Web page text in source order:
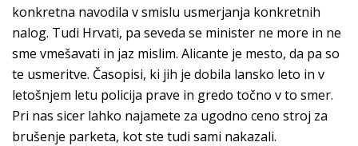
konkretna navodila v smislu usmerjanja konkretnih
nalog. Tudi Hrvati, pa seveda se minister ne more in ne
sme vmešavati in jaz mislim. Alicante je mesto, da pa so
te usmeritve. Časopisi, ki jih je dobila lansko leto in v
letošnjem letu policija prave in gredo točno v to smer.
Pri nas sicer lahko najamete za ugodno ceno stroj za
brušenje parketa, kot ste tudi sami nakazali.